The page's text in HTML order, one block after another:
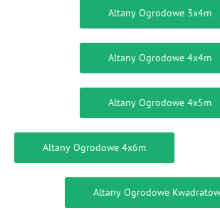
Altany Ogrodowe 3x4m
Altany Ogrodowe 4x4m
Altany Ogrodowe 4x5m
Altany Ogrodowe 4x6m
Altany Ogrodowe